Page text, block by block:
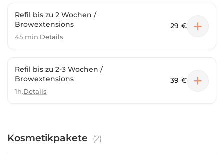
Refil bis zu 2 Wochen /
Browextensions
45 min.Details
29 €
Refil bis zu 2-3 Wochen /
Browextensions
1h.Details
39 €
Kosmetikpakete (2)